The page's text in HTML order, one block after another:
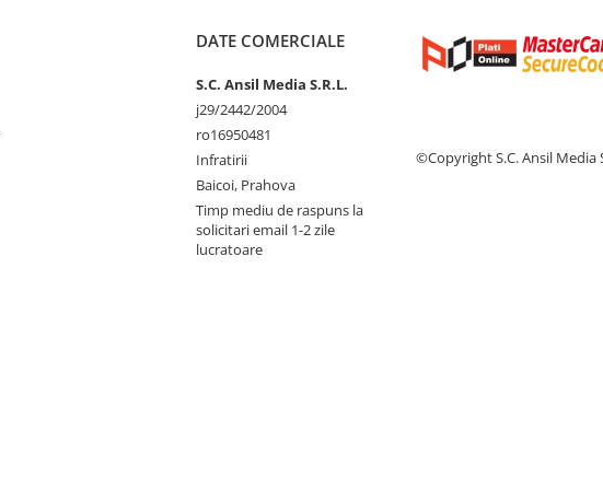
DATE COMERCIALE
S.C. Ansil Media S.R.L.
j29/2442/2004
ro16950481
Infratirii
Baicoi, Prahova
Timp mediu de raspuns la
solicitari email 1-2 zile
lucratoare
©Copyright S.C. Ansil Media